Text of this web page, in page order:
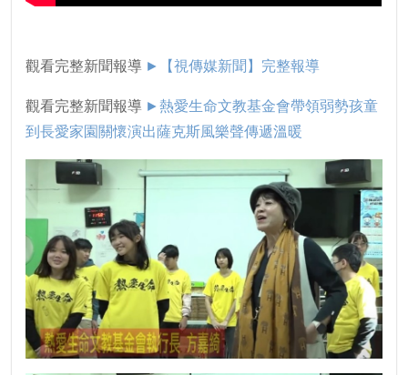
觀看完整新聞報導 ►【視傳媒新聞】完整報導
觀看完整新聞報導 ►熱愛生命文教基金會帶領弱勢孩童
到長愛家園關懷演出薩克斯風樂聲傳遞溫暖